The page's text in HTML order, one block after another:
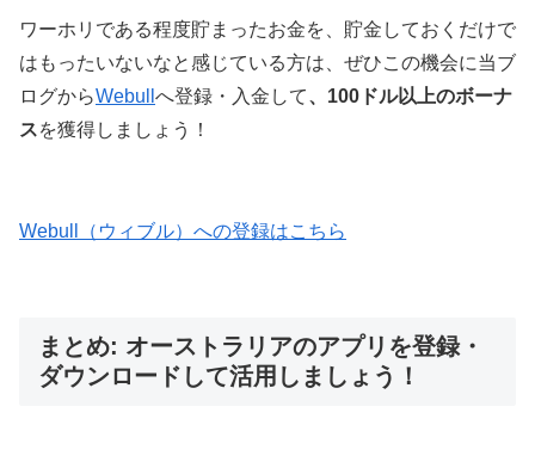
ワーホリである程度貯まったお金を、貯金しておくだけで
はもったいないなと感じている方は、ぜひこの機会に当ブ
ログからWebull へ登録・入金して、100ドル以上のボーナ
スを獲得しましょう！
Webull（ウィブル）への登録はこちら
まとめ: オーストラリアのアプリを登録・
ダウンロードして活用しましょう！